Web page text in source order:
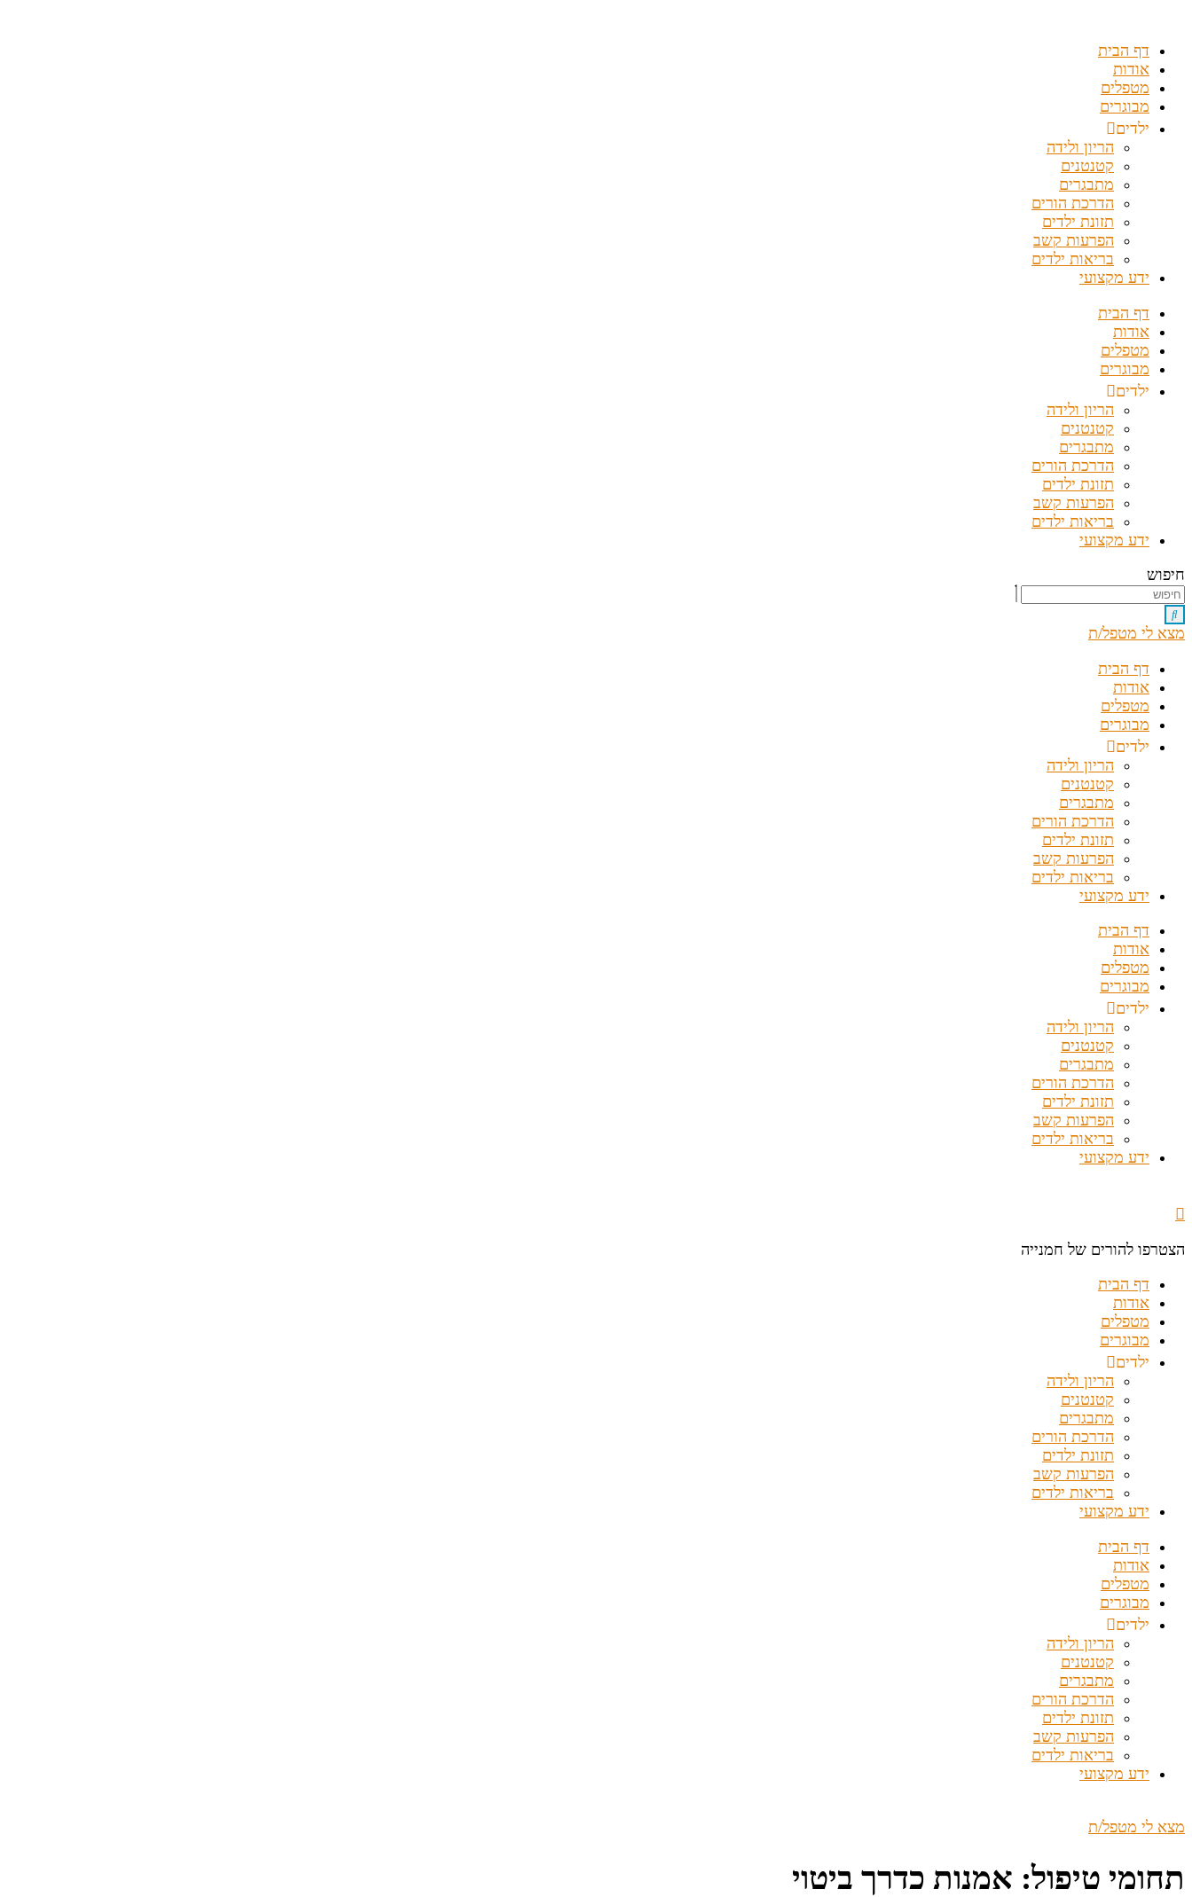
דף הבית
אודות
מטפלים
מבוגרים
ילדים
הריון ולידה
קטנטנים
מתבגרים
הדרכת הורים
תזונת ילדים
הפרעות קשב
בריאות ילדים
ידע מקצועי
דף הבית
אודות
מטפלים
מבוגרים
ילדים
הריון ולידה
קטנטנים
מתבגרים
הדרכת הורים
תזונת ילדים
הפרעות קשב
בריאות ילדים
ידע מקצועי
חיפוש
מצא לי מטפל/ת
דף הבית
אודות
מטפלים
מבוגרים
ילדים
הריון ולידה
קטנטנים
מתבגרים
הדרכת הורים
תזונת ילדים
הפרעות קשב
בריאות ילדים
ידע מקצועי
דף הבית
אודות
מטפלים
מבוגרים
ילדים
הריון ולידה
קטנטנים
מתבגרים
הדרכת הורים
תזונת ילדים
הפרעות קשב
בריאות ילדים
ידע מקצועי
הצטרפו להורים של חמנייה
דף הבית
אודות
מטפלים
מבוגרים
ילדים
הריון ולידה
קטנטנים
מתבגרים
הדרכת הורים
תזונת ילדים
הפרעות קשב
בריאות ילדים
ידע מקצועי
דף הבית
אודות
מטפלים
מבוגרים
ילדים
הריון ולידה
קטנטנים
מתבגרים
הדרכת הורים
תזונת ילדים
הפרעות קשב
בריאות ילדים
ידע מקצועי
מצא לי מטפל/ת
תחומי טיפול: אמנות כדרך ביטוי